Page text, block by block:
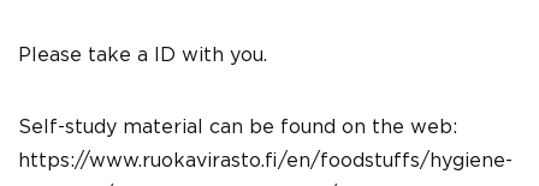
Please take a ID with you.
Self-study material can be found on the web:
https://www.ruokavirasto.fi/en/foodstuffs/hygiene-